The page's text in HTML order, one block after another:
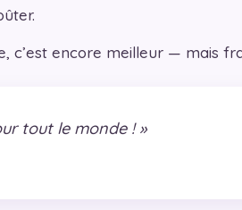
c’est encore meilleur — mais
tout le monde ! »